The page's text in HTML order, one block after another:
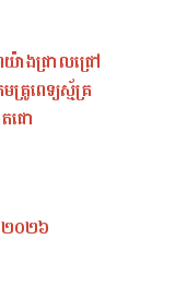
ាងជ្រាលជ្រៅ
រូពេទ្យស្ម័គ្រ
េជោ
២០២៦